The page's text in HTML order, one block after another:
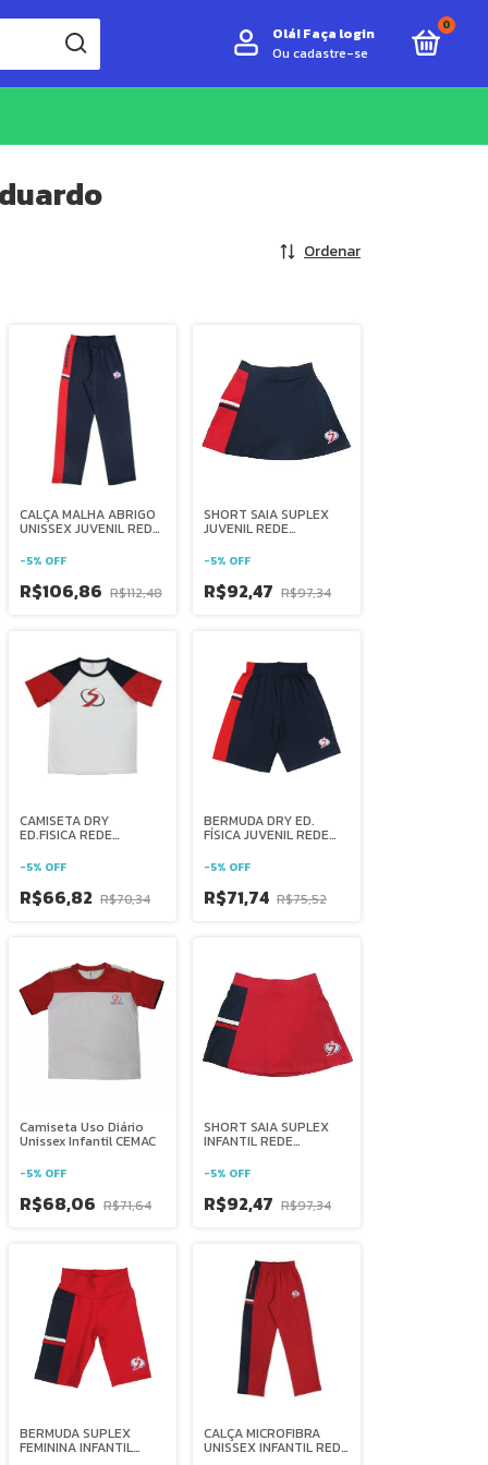
Olá!Faça login
Ou cadastre-se
0
Ordenar
CALÇA MALHA ABRIGO
UNISSEX JUVENIL REDE
-5% OFF
R$106,86 R$112,48
SHORT SAIA SUPLEX
JUVENIL REDE
-5% OFF
R$92,47 R$97,34
CAMISETA DRY
ED.FISICA REDE
-5% OFF
R$66,82 R$70,34
BERMUDA DRY ED.
FÍSICA JUVENIL REDE
-5% OFF
R$71,74 R$75,52
Camiseta Uso Diário
Unissex Infantil CEMAC
-5% OFF
R$68,06 R$71,64
SHORT SAIA SUPLEX
INFANTIL REDE
-5% OFF
R$92,47 R$97,34
BERMUDA SUPLEX
FEMININA INFANTIL
CALÇA MICROFIBRA
UNISSEX INFANTIL REDE